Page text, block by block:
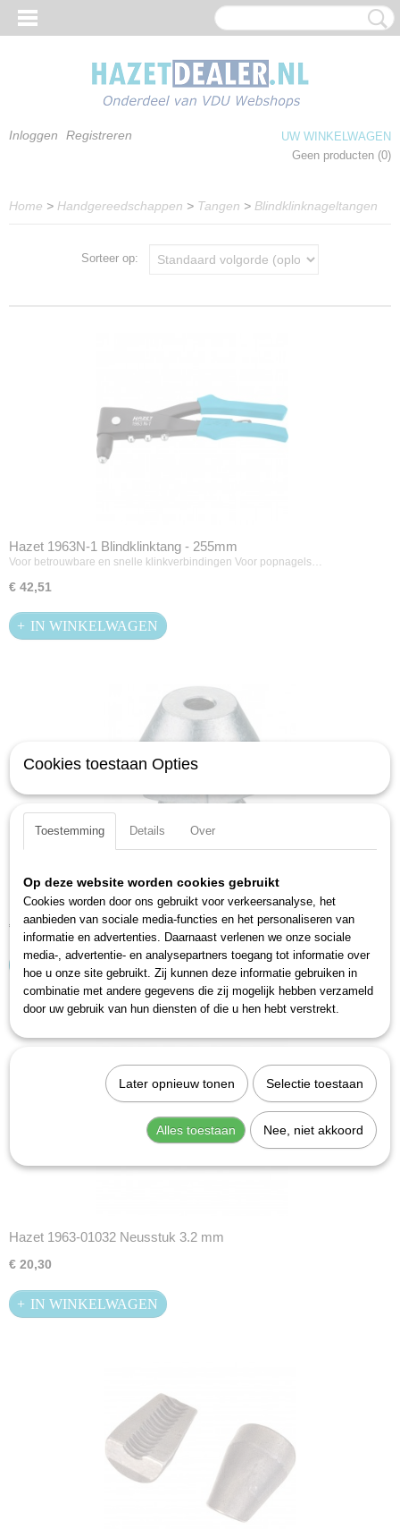
Inloggen Registreren
UW WINKELWAGEN
Geen producten (0)
Home > Handgereedschappen > Tangen > Blindklinknageltangen
Sorteer op:
Hazet 1963N-1 Blindklinktang - 255mm
Voor betrouwbare en snelle klinkverbindingen Voor popnagels…
€ 42,51
IN WINKELWAGEN
Hazet 1963-01024 Neusstuk 2.4 mm
€ 20,30
IN WINKELWAGEN
Hazet 1963-01032 Neusstuk 3.2 mm
€ 20,30
IN WINKELWAGEN
Cookies toestaan Opties
Toestemming Details Over
Op deze website worden cookies gebruikt
Cookies worden door ons gebruikt voor verkeersanalyse, het
aanbieden van sociale media-functies en het personaliseren van
informatie en advertenties. Daarnaast verlenen we onze sociale
media-, advertentie- en analysepartners toegang tot informatie over
hoe u onze site gebruikt. Zij kunnen deze informatie gebruiken in
combinatie met andere gegevens die zij mogelijk hebben verzameld
door uw gebruik van hun diensten of die u hen hebt verstrekt.
Later opnieuw tonen Selectie toestaan
Alles toestaan Nee, niet akkoord